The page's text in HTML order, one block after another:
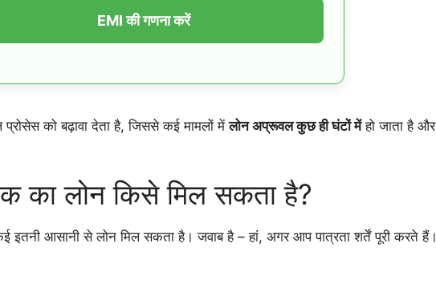
EMI की गणना करें
को बढ़ावा देता है, जिससे कई मामलों मेंलोन अप्रूवल कुछ ही घंटों मेंहो जाता है और
का लोन किसे मिल सकता है?
इतनी आसानी से लोन मिल सकता है। जवाब है – हां, अगर आप पात्रता शर्तें पूरी करते हैं।